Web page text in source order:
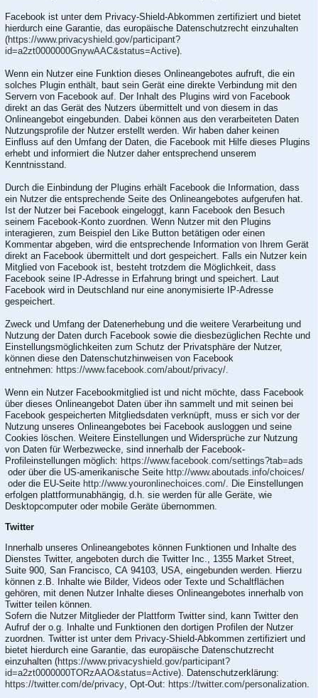
Facebook ist unter dem Privacy-Shield-Abkommen zertifiziert und bietet
hierdurch eine Garantie, das europäische Datenschutzrecht einzuhalten
(https://www.privacyshield.gov/participant?
id=a2zt0000000GnywAAC&status=Active).
Wenn ein Nutzer eine Funktion dieses Onlineangebotes aufruft, die ein
solches Plugin enthält, baut sein Gerät eine direkte Verbindung mit den
Servern von Facebook auf. Der Inhalt des Plugins wird von Facebook
direkt an das Gerät des Nutzers übermittelt und von diesem in das
Onlineangebot eingebunden. Dabei können aus den verarbeiteten Daten
Nutzungsprofile der Nutzer erstellt werden. Wir haben daher keinen
Einfluss auf den Umfang der Daten, die Facebook mit Hilfe dieses Plugins
erhebt und informiert die Nutzer daher entsprechend unserem
Kenntnisstand.
Durch die Einbindung der Plugins erhält Facebook die Information, dass
ein Nutzer die entsprechende Seite des Onlineangebotes aufgerufen hat.
Ist der Nutzer bei Facebook eingeloggt, kann Facebook den Besuch
seinem Facebook-Konto zuordnen. Wenn Nutzer mit den Plugins
interagieren, zum Beispiel den Like Button betätigen oder einen
Kommentar abgeben, wird die entsprechende Information von Ihrem Gerät
direkt an Facebook übermittelt und dort gespeichert. Falls ein Nutzer kein
Mitglied von Facebook ist, besteht trotzdem die Möglichkeit, dass
Facebook seine IP-Adresse in Erfahrung bringt und speichert. Laut
Facebook wird in Deutschland nur eine anonymisierte IP-Adresse
gespeichert.
Zweck und Umfang der Datenerhebung und die weitere Verarbeitung und
Nutzung der Daten durch Facebook sowie die diesbezüglichen Rechte und
Einstellungsmöglichkeiten zum Schutz der Privatsphäre der Nutzer,
können diese den Datenschutzhinweisen von Facebook
entnehmen: https://www.facebook.com/about/privacy/
Wenn ein Nutzer Facebookmitglied ist und nicht möchte, dass Facebook
über dieses Onlineangebot Daten über ihn sammelt und mit seinen bei
Facebook gespeicherten Mitgliedsdaten verknüpft, muss er sich vor der
Nutzung unseres Onlineangebotes bei Facebook ausloggen und seine
Cookies löschen. Weitere Einstellungen und Widersprüche zur Nutzung
von Daten für Werbezwecke, sind innerhalb der Facebook-
Profileinstellungen möglich: https://www.facebook.com/settings?tab=ads
oder über die US-amerikanische Seite http://www.aboutads.info/choices/
oder die EU-Seite http://www.youronlinechoices.com/ . Die Einstellungen
erfolgen plattformunabhängig, d.h. sie werden für alle Geräte, wie
Desktopcomputer oder mobile Geräte übernommen.
Twitter
Innerhalb unseres Onlineangebotes können Funktionen und Inhalte des
Dienstes Twitter, angeboten durch die Twitter Inc., 1355 Market Street,
Suite 900, San Francisco, CA 94103, USA, eingebunden werden. Hierzu
können z.B. Inhalte wie Bilder, Videos oder Texte und Schaltflächen
gehören, mit denen Nutzer Inhalte dieses Onlineangebotes innerhalb von
Twitter teilen können.
Sofern die Nutzer Mitglieder der Plattform Twitter sind, kann Twitter den
Aufruf der o.g. Inhalte und Funktionen den dortigen Profilen der Nutzer
zuordnen. Twitter ist unter dem Privacy-Shield-Abkommen zertifiziert und
bietet hierdurch eine Garantie, das europäische Datenschutzrecht
einzuhalten (https://www.privacyshield.gov/participant?
id=a2zt0000000TORzAAO&status=Active). Datenschutzerklärung:
https://twitter.com/de/privacy , Opt-Out: https://twitter.com/personalization